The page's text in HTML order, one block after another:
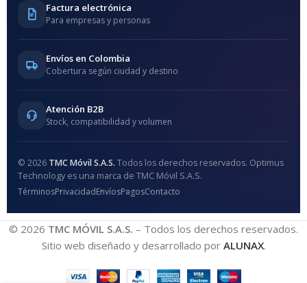
Factura electrónica
Para empresas y personas
Envíos en Colombia
Cobertura según ciudad y destino
Atención B2B
Stock, compatibilidad y volumen
© 2026 TMC Móvil S.A.S. Todos los derechos reservados. Optimus
Technology es una marca de TMC Móvil S.A.S.
TérminosPrivacidadEnvíosPagosContacto
© 2026 TMC MÓVIL S.A.S. – Todos los derechos reservados.
Sitio web diseñado y desarrollado por ALUNAX.